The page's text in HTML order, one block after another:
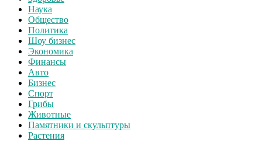
Наука
Общество
Политика
Шоу бизнес
Экономика
Финансы
Авто
Бизнес
Спорт
Грибы
Животные
Памятники и скульптуры
Растения